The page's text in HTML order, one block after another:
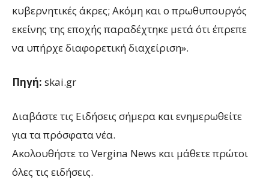
κυβερνητικές άκρες; Ακόμη και ο πρωθυπουργός
εκείνης της εποχής παραδέχτηκε μετά ότι έπρεπε
να υπήρχε διαφορετική διαχείριση».
Πηγή: skai.gr
Διαβάστε τις Ειδήσεις σήμερα και ενημερωθείτε
για τα πρόσφατα νέα.
Ακολουθήστε το Vergina News και μάθετε πρώτοι
όλες τις ειδήσεις.